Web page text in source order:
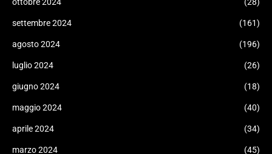
settembre 2024 (161)
agosto 2024 (196)
luglio 2024 (26)
giugno 2024 (18)
maggio 2024 (40)
aprile 2024 (34)
marzo 2024 (45)